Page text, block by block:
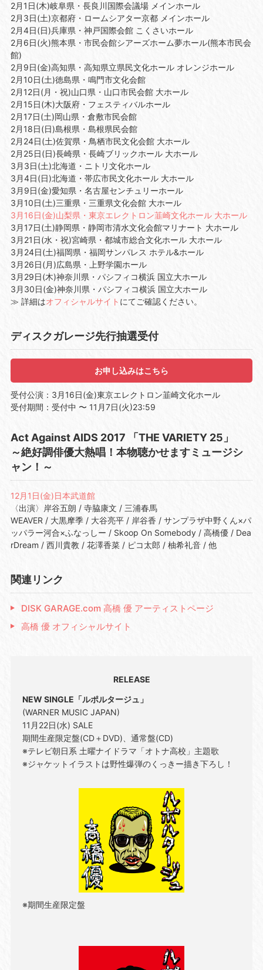
2月1日(木)岐阜県・長良川国際会議場 メインホール
2月3日(土)京都府・ロームシアター京都 メインホール
2月4日(日)兵庫県・神戸国際会館 こくさいホール
2月6日(火)熊本県・市民会館シアーズホーム夢ホール(熊本市民会
館)
2月9日(金)高知県・高知県立県民文化ホール オレンジホール
2月10日(土)徳島県・鳴門市文化会館
2月12日(月・祝)山口県・山口市民会館 大ホール
2月15日(木)大阪府・フェスティバルホール
2月17日(土)岡山県・倉敷市民会館
2月18日(日)島根県・島根県民会館
2月24日(土)佐賀県・鳥栖市民文化会館 大ホール
2月25日(日)長崎県・長崎ブリックホール 大ホール
3月3日(土)北海道・ニトリ文化ホール
3月4日(日)北海道・帯広市民文化ホール 大ホール
3月9日(金)愛知県・名古屋センチュリーホール
3月10日(土)三重県・三重県文化会館 大ホール
3月16日(金)山梨県・東京エレクトロン韮崎文化ホール 大ホール
3月17日(土)静岡県・静岡市清水文化会館マリナート 大ホール
3月21日(水・祝)宮崎県・都城市総合文化ホール 大ホール
3月24日(土)福岡県・福岡サンパレス ホテル&ホール
3月26日(月)広島県・上野学園ホール
3月29日(木)神奈川県・パシフィコ横浜 国立大ホール
3月30日(金)神奈川県・パシフィコ横浜 国立大ホール
≫ 詳細はオフィシャルサイト にてご確認ください。
ディスクガレージ先行抽選受付
お申し込みはこちら
受付公演：3月16日(金)東京エレクトロン韮崎文化ホール
受付期間：受付中 〜 11月7日(火)23:59
Act Against AIDS 2017 「THE VARIETY 25」
～絶好調俳優大熱唱！本物聴かせますミュージシ
ャン！～
12月1日(金)日本武道館
〈出演〉岸谷五朗 / 寺脇康文 / 三浦春馬
WEAVER / 大黒摩季 / 大谷亮平 / 岸谷香 / サンプラザ中野くん×パ
ッパラー河合×ふなっしー / Skoop On Somebody / 高橋優 / Dea
rDream / 西川貴教 / 花澤香菜 / ピコ太郎 / 柚希礼音 / 他
関連リンク
DISK GARAGE.com 高橋 優 アーティストページ
高橋 優 オフィシャルサイト
RELEASE
NEW SINGLE「ルポルタージュ」
(WARNER MUSIC JAPAN)
11月22日(水) SALE
期間生産限定盤(CD＋DVD)、通常盤(CD)
※テレビ朝日系 土曜ナイドラマ「オトナ高校」主題歌
※ジャケットイラストは野性爆弾のくっきー描き下ろし！
※期間生産限定盤